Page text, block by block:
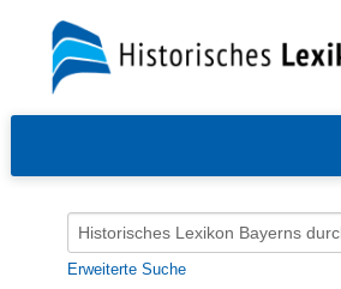
Erweiterte Suche